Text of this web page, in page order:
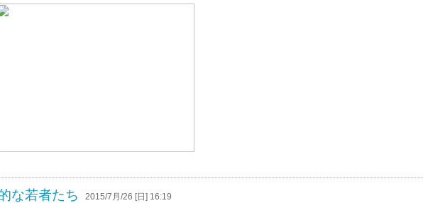
な若者たち 2015/7月/26 [日] 16:19